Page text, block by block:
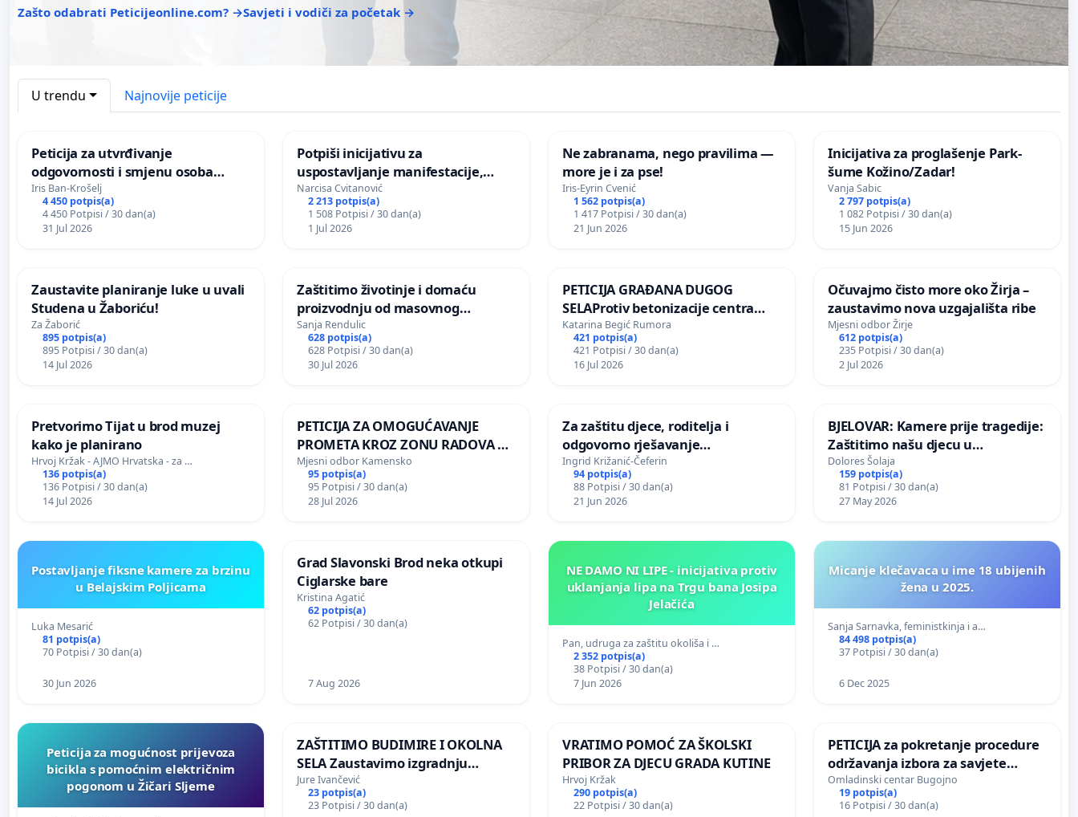
Zašto odabrati Peticijeonline.com? →Savjeti i vodiči za početak →
U trendu Najnovije peticije
Peticija za utvrđivanje
odgovornosti i smjenu osoba
odgovornih za incident u
Zoološkom vrtu Grada Zagreba
Iris Ban-Krošelj
4 450 potpis(a)
4 450 Potpisi / 30 dan(a)
31 Jul 2026
Potpiši inicijativu za
uspostavljanje manifestacije,
godišnje nagrade ili drugog
javnog događaja „Edin Avdić“ u
Sarajevu
Narcisa Cvitanović
2 213 potpis(a)
1 508 Potpisi / 30 dan(a)
1 Jul 2026
Ne zabranama, nego pravilima —
more je i za pse!
Iris-Eyrin Cvenić
1 562 potpis(a)
1 417 Potpisi / 30 dan(a)
21 Jun 2026
Inicijativa za proglašenje Park-
šume Kožino/Zadar!
Vanja Sabic
2 797 potpis(a)
1 082 Potpisi / 30 dan(a)
15 Jun 2026
Zaustavite planiranje luke u uvali
Studena u Žaboriću!
Za Žaborić
895 potpis(a)
895 Potpisi / 30 dan(a)
14 Jul 2026
Zaštitimo životinje i domaću
proizvodnju od masovnog
uništavanja zbog afričke svinjske
kuge
Sanja Rendulic
628 potpis(a)
628 Potpisi / 30 dan(a)
30 Jul 2026
PETICIJA GRAĐANA DUGOG
SELAProtiv betonizacije centra
grada i za očuvanje postojećih
zelenih površina i odraslih stabala
pri donošenju izmjena
Katarina Begić Rumora
421 potpis(a)
421 Potpisi / 30 dan(a)
16 Jul 2026
Očuvajmo čisto more oko Žirja –
zaustavimo nova uzgajališta ribe
Mjesni odbor Žirje
612 potpis(a)
235 Potpisi / 30 dan(a)
2 Jul 2026
Pretvorimo Tijat u brod muzej
kako je planirano
Hrvoj Kržak - AJMO Hrvatska - za …
136 potpis(a)
136 Potpisi / 30 dan(a)
14 Jul 2026
PETICIJA ZA OMOGUĆAVANJE
PROMETA KROZ ZONU RADOVA ZA
STANOVNIKE Mjesnog odbora
Kamensko i Lemić Brdo
Mjesni odbor Kamensko
95 potpis(a)
95 Potpisi / 30 dan(a)
28 Jul 2026
Za zaštitu djece, roditelja i
odgovorno rješavanje
maloljetničkog nasilja
Ingrid Križanić-Čeferin
94 potpis(a)
88 Potpisi / 30 dan(a)
21 Jun 2026
BJELOVAR: Kamere prije tragedije:
Zaštitimo našu djecu u
Vukovarskoj!
Dolores Šolaja
159 potpis(a)
81 Potpisi / 30 dan(a)
27 May 2026
Postavljanje fiksne kamere za brzinu
u Belajskim Poljicama
Luka Mesarić
81 potpis(a)
70 Potpisi / 30 dan(a)
30 Jun 2026
Grad Slavonski Brod neka otkupi
Ciglarske bare
Kristina Agatić
62 potpis(a)
62 Potpisi / 30 dan(a)
7 Aug 2026
NE DAMO NI LIPE - inicijativa protiv
uklanjanja lipa na Trgu bana Josipa
Jelačića
Pan, udruga za zaštitu okoliša i …
2 352 potpis(a)
38 Potpisi / 30 dan(a)
7 Jun 2026
Micanje klečavaca u ime 18 ubijenih
žena u 2025.
Sanja Sarnavka, feministkinja i a…
84 498 potpis(a)
37 Potpisi / 30 dan(a)
6 Dec 2025
Peticija za mogućnost prijevoza
bicikla s pomoćnim električnim
pogonom u Žičari Sljeme
ZAŠTITIMO BUDIMIRE I OKOLNA
SELA Zaustavimo izgradnju
Sunčane elektrane Vedrine na
području Ugljana
Jure Ivančević
23 potpis(a)
23 Potpisi / 30 dan(a)
VRATIMO POMOĆ ZA ŠKOLSKI
PRIBOR ZA DJECU GRADA KUTINE
Hrvoj Kržak
290 potpis(a)
22 Potpisi / 30 dan(a)
PETICIJA za pokretanje procedure
održavanja izbora za savjete
mjesnih zajednica u Općini
Bugojno
Omladinski centar Bugojno
19 potpis(a)
16 Potpisi / 30 dan(a)